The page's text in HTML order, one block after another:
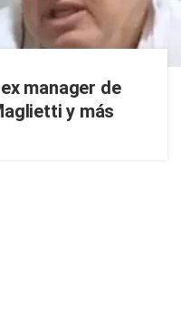
manager de
y más